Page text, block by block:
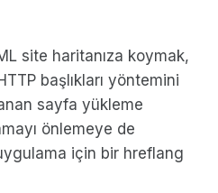
site haritanıza koymak,
başlıkları yöntemini
sayfa yükleme
önlemeye de
için bir hreflang